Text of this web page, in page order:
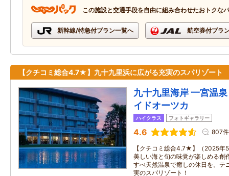
この施設と交通手段を自由に組み合わせたおトクな
新幹線/特急付プラン一覧へ 航空券付プラ
【クチコミ総合4.7★】九十九里浜に広がる充実のスパリゾート
九十九里海岸 一宮温
イドオーツカ
ハイクラス フォトギャラリー
4.6 807件
【クチコミ総合4.7★】（2025年
美しい海と旬の味覚が楽しめる創
すべ天然温泉で癒しの休日を。テ
実のスパリゾート！